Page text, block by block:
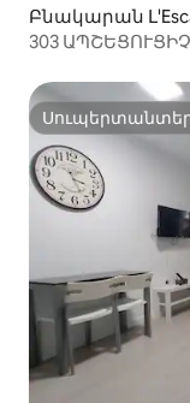
Բնակարան
303